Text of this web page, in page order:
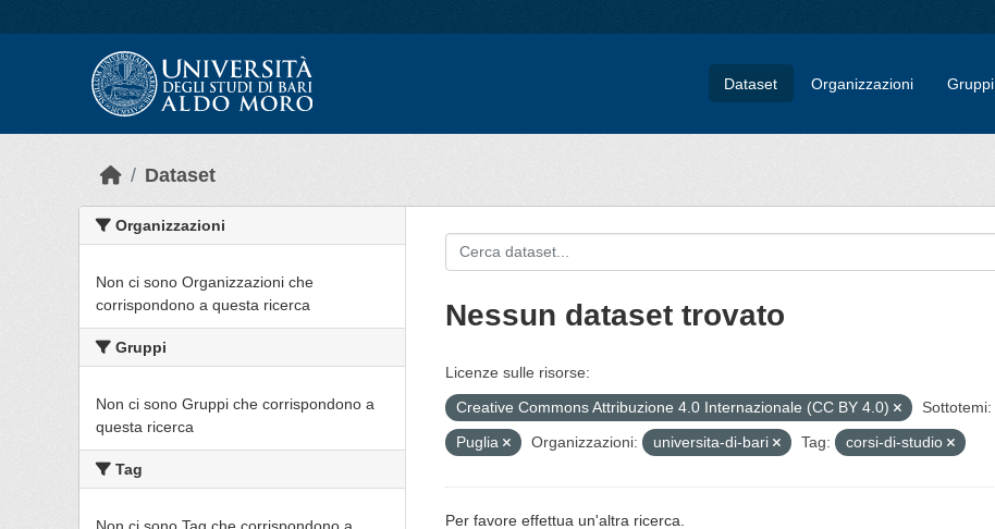
Dataset Organizzazioni Gruppi
Dataset
Organizzazioni
Non ci sono Organizzazioni che
corrispondono a questa ricerca
Gruppi
Non ci sono Gruppi che corrispondono a
questa ricerca
Tag
Nessun dataset trovato
Licenze sulle risorse:
Creative Commons Attribuzione 4.0 Internazionale (CC BY 4.0)
Sottotemi:
Puglia
Organizzazioni: universita-di-bari Tag: corsi-di-studio
Per favore effettua un'altra ricerca.